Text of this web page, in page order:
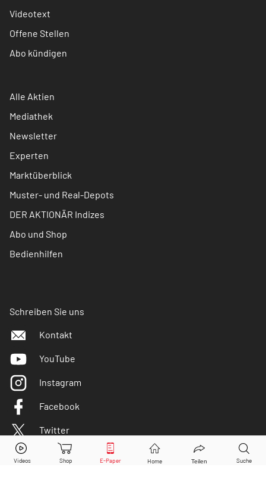
Videotext
Offene Stellen
Abo kündigen
Alle Aktien
Mediathek
Newsletter
Experten
Marktüberblick
Muster- und Real-Depots
DER AKTIONÄR Indizes
Abo und Shop
Bedienhilfen
Schreiben Sie uns
Kontakt
YouTube
Instagram
Facebook
Twitter